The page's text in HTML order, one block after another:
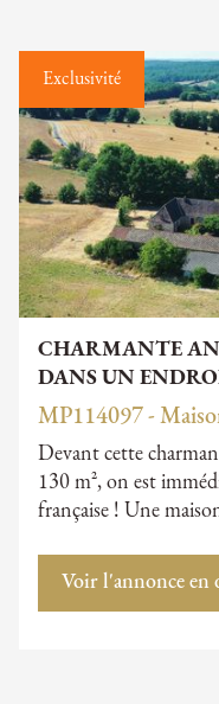
Exclusivité
CHARMANTE
DANS UN
MP114097 -
Devant cette
130 m², on est
française ! Une
Voir l'annonce en